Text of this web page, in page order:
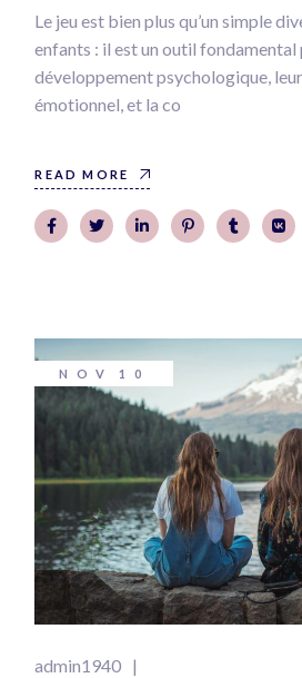
Le jeu est bien plus qu’un simple
enfants : il est un outil fondamental
développement psychologique,
émotionnel, et la co
READ MORE
NOV 10
admin1940